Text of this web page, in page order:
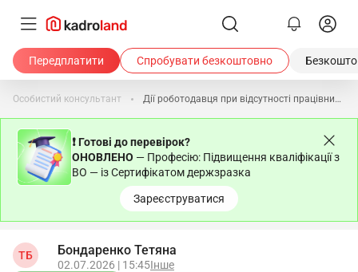
Передплатити Спробувати безкоштовно
Особистий консультант Дії роботодавця при відсутності працівниці після декретної відпустки
❗ Готові до перевірок?
ОНОВЛЕНО — Професію: Підвищення кваліфікації з
ВО — із Сертифікатом держзразка
Зареєструватися
ТБ Бондаренко Тетяна
02.07.2026 | 15:45Інше